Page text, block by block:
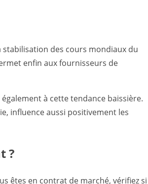
des cours mondiaux du
enfin aux fournisseurs de
à cette tendance baissière.
influence aussi positivement les
?
êtes en contrat de marché, vérifiez si